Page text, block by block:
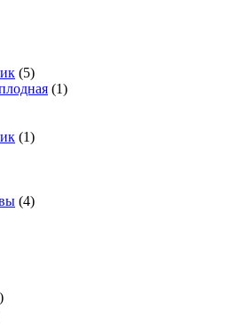
(5)
(1)
(1)
(4)